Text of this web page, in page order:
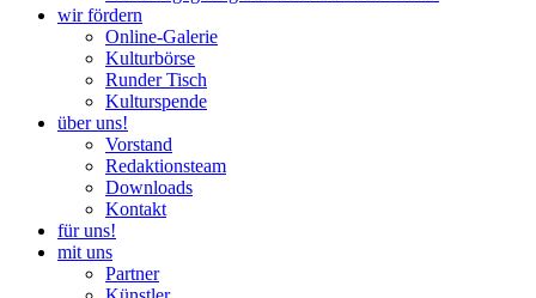
wir fördern
Online-Galerie
Kulturbörse
Runder Tisch
Kulturspende
über uns!
Vorstand
Redaktionsteam
Downloads
Kontakt
für uns!
mit uns
Partner